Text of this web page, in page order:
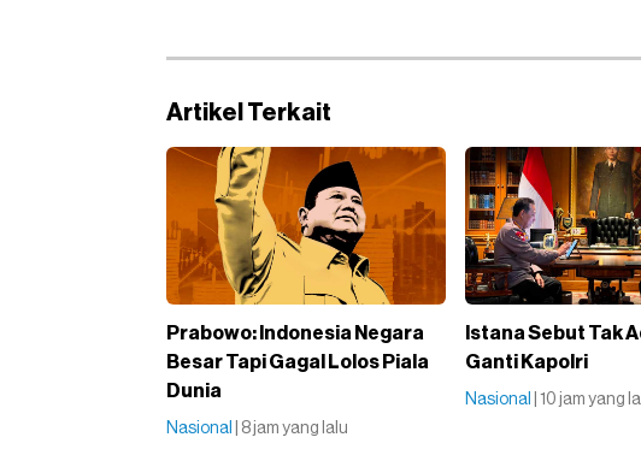
Artikel Terkait
Prabowo: Indonesia Negara
Besar Tapi Gagal Lolos Piala
Dunia
Nasional | 8 jam yang lalu
Istana Sebut Tak
Ganti Kapolri
Nasional | 10 jam yang